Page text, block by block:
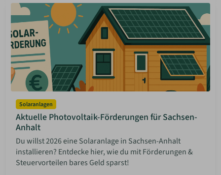
Solaranlagen
Aktuelle Photovoltaik-Förderungen für Sachsen-
Anhalt
Du willst 2026 eine Solaranlage in Sachsen-Anhalt
installieren? Entdecke hier, wie du mit Förderungen &
Steuervorteilen bares Geld sparst!